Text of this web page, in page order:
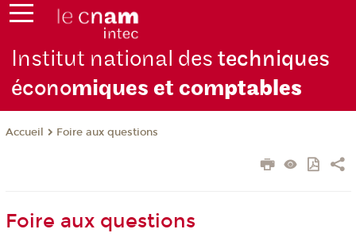
Institut national destechniques
économiques et comptables
Accueil Foire aux questions
Foire aux questions